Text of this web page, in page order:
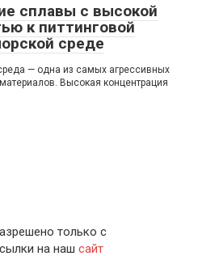
сплавы с высокой
к питтинговой
среде
— одна из самых агрессивных
Высокая концентрация
только с
на наш сайт